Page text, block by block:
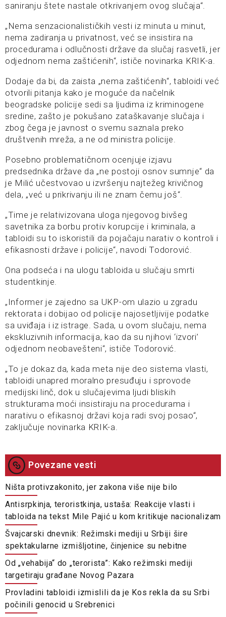
saniranju štete nastale otkrivanjem ovog slučaja“.
„Nema senzacionalističkih vesti iz minuta u minut,
nema zadiranja u privatnost, već se insistira na
procedurama i odlučnosti države da slučaj rasvetli, jer
odjednom nema zaštićenih“, ističe novinarka KRIK-a.
Dodaje da bi, da zaista „nema zaštićenih“, tabloidi već
otvorili pitanja kako je moguće da načelnik
beogradske policije sedi sa ljudima iz kriminogene
sredine, zašto je pokušano zataškavanje slučaja i
zbog čega je javnost o svemu saznala preko
društvenih mreža, a ne od ministra policije.
Posebno problematičnom ocenjuje izjavu
predsednika države da „ne postoji osnov sumnje“ da
je Milić učestvovao u izvršenju najtežeg krivičnog
dela, „već u prikrivanju ili ne znam čemu još“.
„Time je relativizovana uloga njegovog bivšeg
savetnika za borbu protiv korupcije i kriminala, a
tabloidi su to iskoristili da pojačaju narativ o kontroli i
efikasnosti države i policije“, navodi Todorović.
Ona podseća i na ulogu tabloida u slučaju smrti
studentkinje.
„Informer je zajedno sa UKP-om ulazio u zgradu
rektorata i dobijao od policije najosetljivije podatke
sa uviđaja i iz istrage. Sada, u ovom slučaju, nema
ekskluzivnih informacija, kao da su njihovi ‘izvori’
odjednom neobavešteni“, ističe Todorović.
„To je dokaz da, kada meta nije deo sistema vlasti,
tabloidi unapred moralno presuđuju i sprovode
medijski linč, dok u slučajevima ljudi bliskih
strukturama moći insistiraju na procedurama i
narativu o efikasnoj državi koja radi svoj posao“,
zaključuje novinarka KRIK-a.
Povezane vesti
Ništa protivzakonito, jer zakona više nije bilo
Antisrpkinja, teroristkinja, ustaša: Reakcije vlasti i
tabloida na tekst Mile Pajić u kom kritikuje nacionalizam
Švajcarski dnevnik: Režimski mediji u Srbiji šire
spektakularne izmišljotine, činjenice su nebitne
Od „vehabija“ do „terorista”: Kako režimski mediji
targetiraju građane Novog Pazara
Provladini tabloidi izmislili da je Kos rekla da su Srbi
počinili genocid u Srebrenici